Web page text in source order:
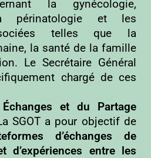
la gynécologie,
la périnatologie et les
telles que la
la santé de la famille
Le Secrétaire Général
chargé de ces
et du Partage
SGOT a pour objectif de
d’échanges de
d’expériences entre les